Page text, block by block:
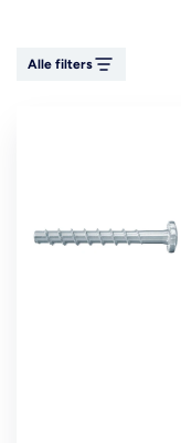
Alle filters